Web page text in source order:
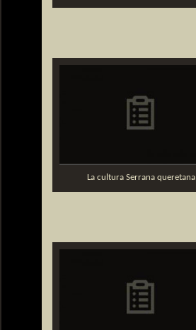
La cultura Serrana queretana